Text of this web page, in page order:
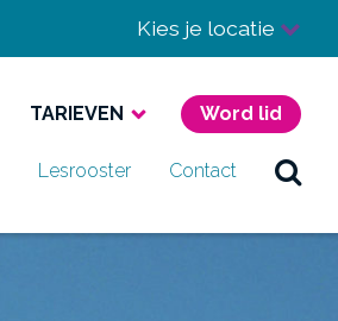
Kies je locatie
TARIEVEN Word lid
Lesrooster Contact